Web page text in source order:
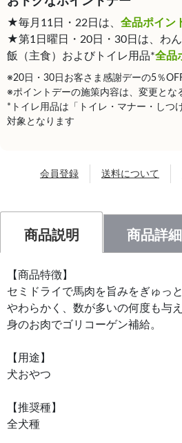
★毎月11日・22日は、 全品ポイン
★第1日曜日・20日・30日は、わ
飯（主食）およびトイレ用品*全品
※20日・30日お客さま感謝デーの5％
※ポイントデーの施策内容は、変更とな
*トイレ用品は「トイレ・マナー・しつ
対象となります
会員登録 送料について
商品説明 商品詳細
【商品特徴】
セミドライで馬肉を旨みをぎゅっ
やわらかく、数が多いの何度も与
身のお肉でゴリコーゲン補給。
【用途】
犬おやつ
【推奨種】
全犬種